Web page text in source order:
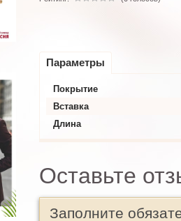
Параметры
Покрытие
Вставка
Длина
Оставьте
Заполните